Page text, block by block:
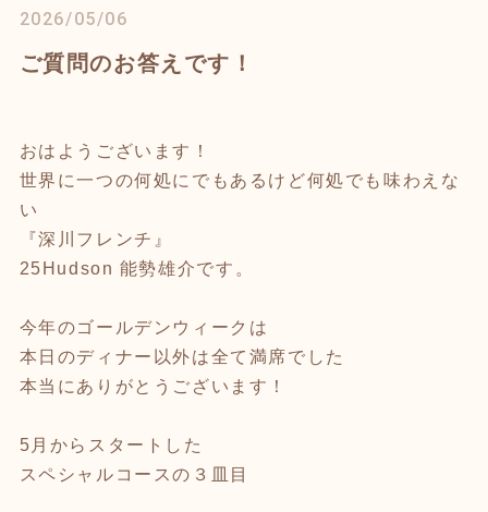
2026/05/06
ご質問のお答えです！
おはようございます！
世界に一つの何処にでもあるけど何処でも味わえな
い
『深川フレンチ』
25Hudson 能勢雄介です。
今年のゴールデンウィークは
本日のディナー以外は全て満席でした
本当にありがとうございます！
5月からスタートした
スペシャルコースの３皿目